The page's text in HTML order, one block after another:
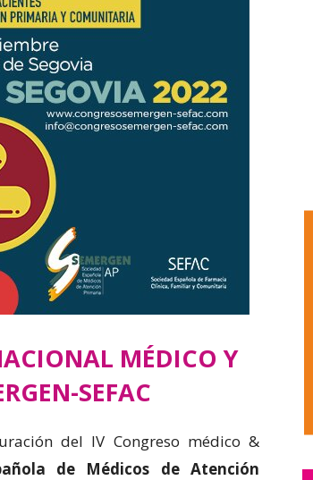
MÉDICO Y
SEFAC
del IV Congreso médico &
de Médicos de Atención